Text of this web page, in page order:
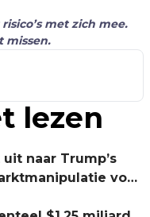
met zich mee.
missen.
lezen
naar Trump’s
voor